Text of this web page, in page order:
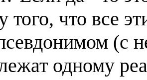
того, что все
(с
одному